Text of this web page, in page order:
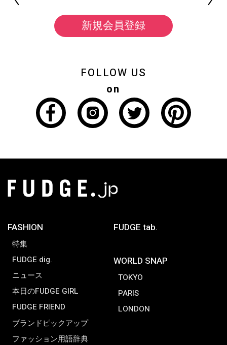
新規会員登録
FOLLOW US
on
FASHION
特集
FUDGE dig.
ニュース
本日のFUDGE GIRL
FUDGE FRIEND
ブランドピックアップ
ファッション用語辞典
FUDGE tab.
WORLD SNAP
TOKYO
PARIS
LONDON